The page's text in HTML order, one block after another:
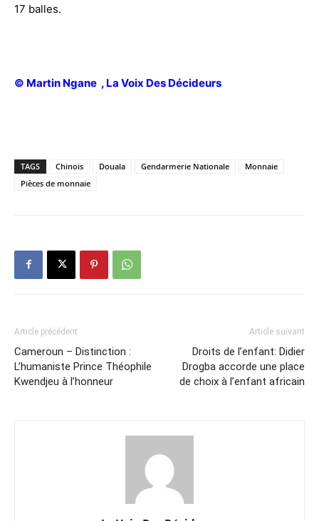
17 balles.
© Martin Ngane , La Voix Des Décideurs
TAGS Chinois Douala Gendarmerie Nationale
Monnaie
Pièces de monnaie
Article précédent
Cameroun – Distinction :
L’humaniste Prince Théophile
Kwendjeu à l’honneur
Article suivant
Droits de l’enfant: Didier
Drogba accorde une place
de choix à l’enfant africain